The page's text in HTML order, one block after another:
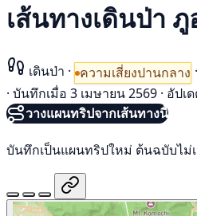
เส้นทางเดินป่า
เดินป่า · ความเสี่ยงปานกลาง ·
· บันทึกเมื่อ 3 เมษายน 2569 · อัปเ
วางแผนทริปจากเส้นทางนี้
บันทึกเป็นแผนทริปใหม่ ต้นฉบับไม่